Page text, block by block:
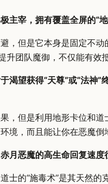
主宰，拥有覆盖全屏的“
，但是它本身是固定不
升团队魔御，不仅能有
渴望获得“天尊”或“法神
，但是利用地形卡位和
境，而且能让你在恶魔倒
月恶魔的高生命回复速
士的“施毒术”是其天然